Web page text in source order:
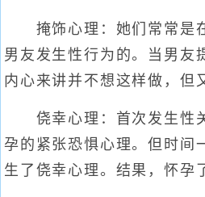
掩饰心理：她们常常是
男友发生性行为的。当男友
内心来讲并不想这样做，但
侥幸心理：首次发生性
孕的紧张恐惧心理。但时间
生了侥幸心理。结果，怀孕